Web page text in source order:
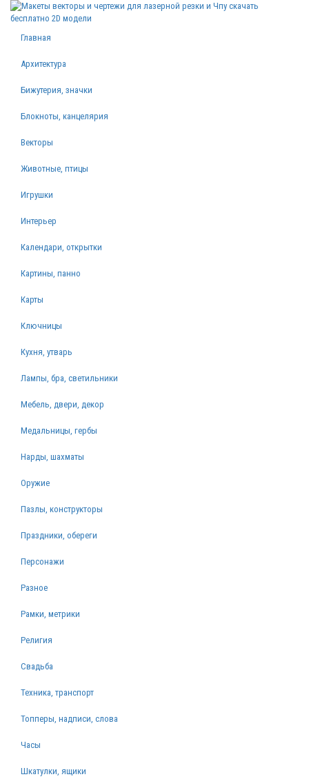
Главная
Архитектура
Бижутерия, значки
Блокноты, канцелярия
Векторы
Животные, птицы
Игрушки
Интерьер
Календари, открытки
Картины, панно
Карты
Ключницы
Кухня, утварь
Лампы, бра, светильники
Мебель, двери, декор
Медальницы, гербы
Нарды, шахматы
Оружие
Пазлы, конструкторы
Праздники, обереги
Персонажи
Разное
Рамки, метрики
Религия
Свадьба
Техника, транспорт
Топперы, надписи, слова
Часы
Шкатулки, ящики